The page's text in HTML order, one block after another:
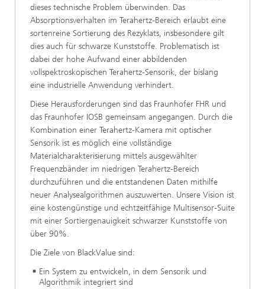
dieses technische Problem überwinden. Das
Absorptionsverhalten im Terahertz-Bereich erlaubt eine
sortenreine Sortierung des Rezyklats, insbesondere gilt
dies auch für schwarze Kunststoffe. Problematisch ist
dabei der hohe Aufwand einer abbildenden
vollspektroskopischen Terahertz-Sensorik, der bislang
eine industrielle Anwendung verhindert.
Diese Herausforderungen sind das Fraunhofer FHR und
das Fraunhofer IOSB gemeinsam angegangen. Durch die
Kombination einer Terahertz-Kamera mit optischer
Sensorik ist es möglich eine vollständige
Materialcharakterisierung mittels ausgewählter
Frequenzbänder im niedrigen Terahertz-Bereich
durchzuführen und die entstandenen Daten mithilfe
neuer Analysealgorithmen auszuwerten. Unsere Vision ist
eine kostengünstige und echtzeitfähige Multisensor-Suite
mit einer Sortiergenauigkeit schwarzer Kunststoffe von
über 90%.
Die Ziele von BlackValue sind:
Ein System zu entwickeln, in dem Sensorik und
Algorithmik integriert sind